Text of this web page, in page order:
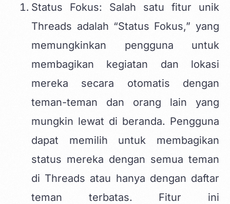
Status Fokus: Salah satu fitur unik
Threads adalah “Status Fokus,” yang
memungkinkan pengguna untuk
membagikan kegiatan dan lokasi
mereka secara otomatis dengan
teman-teman dan orang lain yang
mungkin lewat di beranda. Pengguna
dapat memilih untuk membagikan
status mereka dengan semua teman
di Threads atau hanya dengan daftar
teman terbatas. Fitur ini